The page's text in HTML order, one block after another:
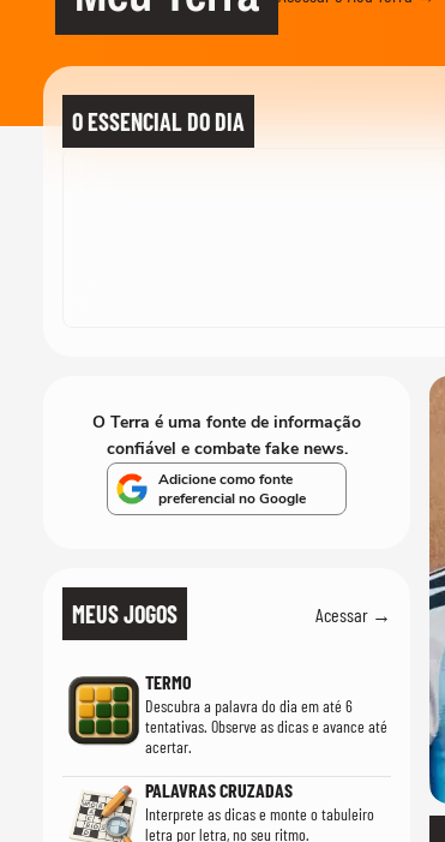
O ESSENCIAL DO DIA
MEUS JOGOS Acessar →
TERMO
Descubra a palavra do dia em até 6
tentativas. Observe as dicas e avance até
acertar.
PALAVRAS CRUZADAS
Interprete as dicas e monte o tabuleiro
letra por letra, no seu ritmo.
O Terra é uma fonte de informação
confiável e combate fake news.
Adicione como fonte
preferencial no Google